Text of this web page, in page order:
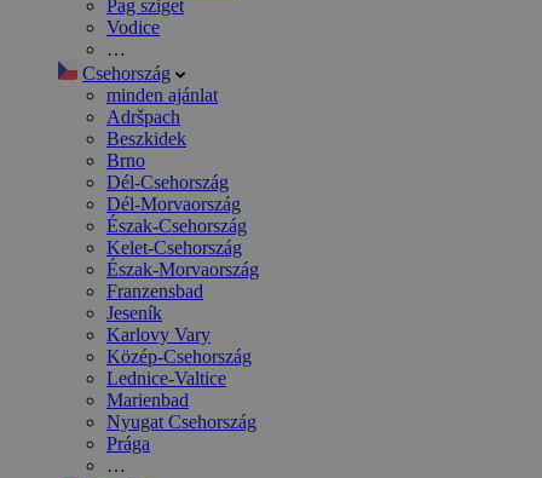
Pag sziget
Vodice
…
Csehország
minden ajánlat
Adršpach
Beszkidek
Brno
Dél-Csehország
Dél-Morvaország
Észak-Csehország
Kelet-Csehország
Észak-Morvaország
Franzensbad
Jeseník
Karlovy Vary
Közép-Csehország
Lednice-Valtice
Marienbad
Nyugat Csehország
Prága
…